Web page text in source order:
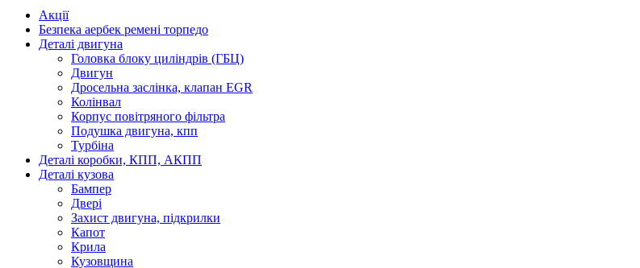
Акції
Безпека аербек ремені торпедо
Деталі двигуна
Головка блоку циліндрів (ГБЦ)
Двигун
Дросельна заслінка, клапан EGR
Колінвал
Корпус повітряного фільтра
Подушка двигуна, кпп
Турбіна
Деталі коробки, КПП, АКПП
Деталі кузова
Бампер
Двері
Захист двигуна, підкрилки
Капот
Крила
Кузовщина